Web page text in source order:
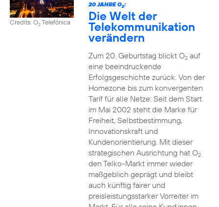
Credits: O2Telefónica
20 JAHRE O2:
Die Welt der
Telekommunikation
verändern
Zum 20. Geburtstag blickt O2auf
eine beeindruckende
Erfolgsgeschichte zurück. Von der
Homezone bis zum konvergenten
Tarif für alle Netze: Seit dem Start
im Mai 2002 steht die Marke für
Freiheit, Selbstbestimmung,
Innovationskraft und
Kundenorientierung. Mit dieser
strategischen Ausrichtung hat O2
den Telko-Markt immer wieder
maßgeblich geprägt und bleibt
auch künftig fairer und
preisleistungsstarker Vorreiter im